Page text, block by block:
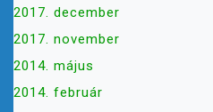
2017. december
2017. november
2014. május
2014. február